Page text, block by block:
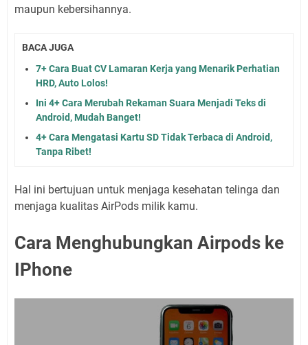
maupun kebersihannya.
BACA JUGA
7+ Cara Buat CV Lamaran Kerja yang Menarik Perhatian
HRD, Auto Lolos!
Ini 4+ Cara Merubah Rekaman Suara Menjadi Teks di
Android, Mudah Banget!
4+ Cara Mengatasi Kartu SD Tidak Terbaca di Android,
Tanpa Ribet!
Hal ini bertujuan untuk menjaga kesehatan telinga dan
menjaga kualitas AirPods milik kamu.
Cara Menghubungkan Airpods ke
IP hone